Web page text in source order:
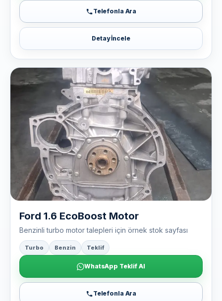
Telefonla Ara
Detay İncele
Ford 1.6 EcoBoost Motor
Benzinli turbo motor talepleri için örnek stok sayfası
Turbo Benzin Teklif
WhatsApp Teklif Al
Telefonla Ara